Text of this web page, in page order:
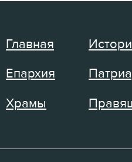
Главная
Епархия
Храмы